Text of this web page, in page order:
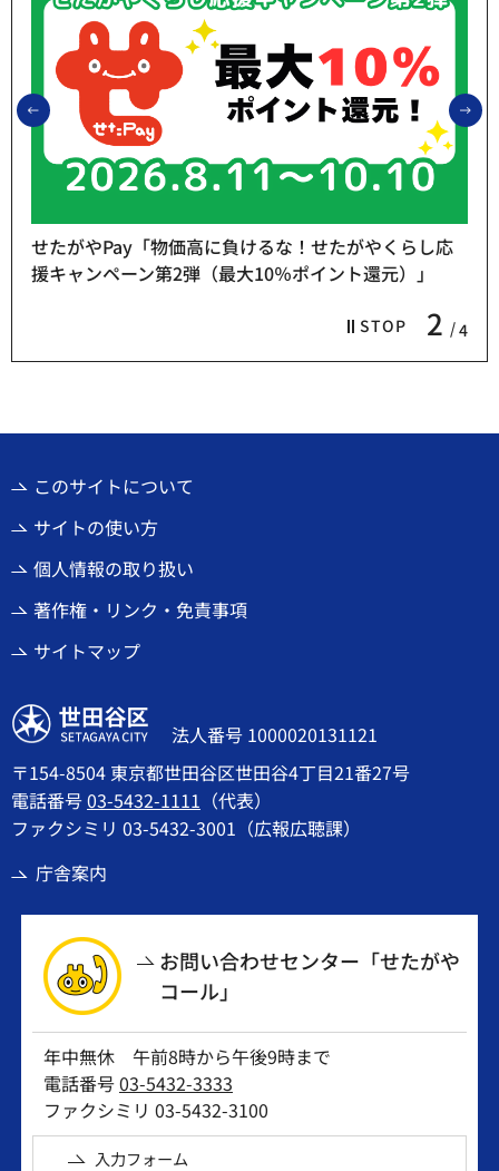
前のスライドを表示
STOP 2 4
せたがやPay「物価高に負けるな！せたがやくらし応
援キャンペーン第2弾（最大10％ポイント還元）」
このサイトについて
サイトの使い方
個人情報の取り扱い
著作権・リンク・免責事項
サイトマップ
世田谷区
法人番号 1000020131121
〒154-8504 東京都世田谷区世田谷4丁目21番27号
電話番号03-5432-1111 （代表）
ファクシミリ 03-5432-3001（広報広聴課）
庁舎案内
お問い合わせセンター「せたがや
コール」
年中無休 午前8時から午後9時まで
電話番号03-5432-3333
ファクシミリ 03-5432-3100
入力フォーム